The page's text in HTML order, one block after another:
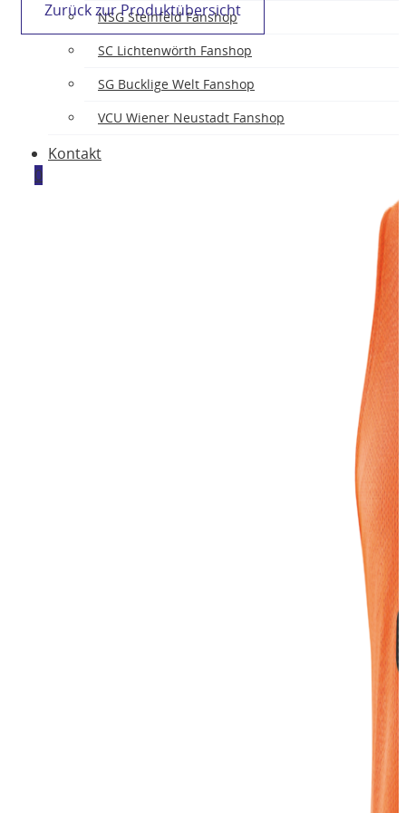
NSG Steinfeld Fanshop
SC Lichtenwörth Fanshop
SG Bucklige Welt Fanshop
VCU Wiener Neustadt Fanshop
Kontakt
0
Zurück zur Produktübersicht